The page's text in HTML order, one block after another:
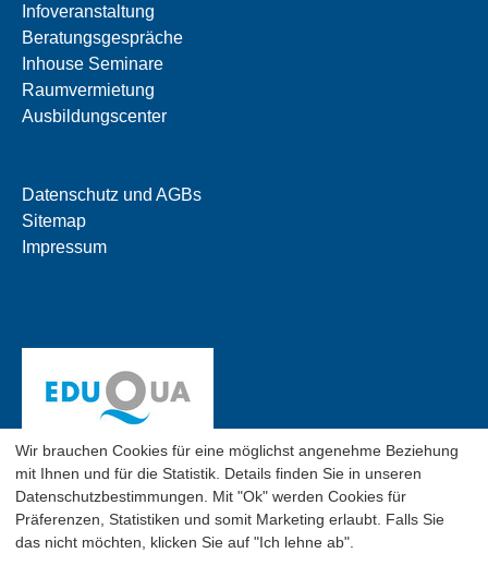
Infoveranstaltung
Beratungsgespräche
Inhouse Seminare
Raumvermietung
Ausbildungscenter
Datenschutz und AGBs
Sitemap
Impressum
© 2026 SGO Business School, Flughofstr. 50, CH-8152
Wir brauchen Cookies für eine möglichst angenehme Beziehung
mit Ihnen und für die Statistik. Details finden Sie in unseren
Datenschutzbestimmungen. Mit "Ok" werden Cookies für
Präferenzen, Statistiken und somit Marketing erlaubt. Falls Sie
das nicht möchten, klicken Sie auf "Ich lehne ab".